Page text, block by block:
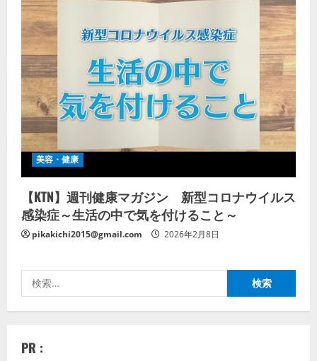
美容・健康
【KTN】週刊健康マガジン 新型コロナウイルス
感染症～生活の中で気を付けること～
pikakichi2015@gmail.com 2026年2月8日
索:
PR :